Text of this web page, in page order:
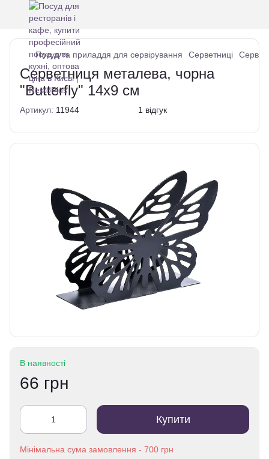
Посуд та приладдя для сервірування Серветниці
Серветниця металева, чорна
"Butterfly" 14x9 см
Артикул: 11944 1 відгук
В наявності
66 грн
Купити